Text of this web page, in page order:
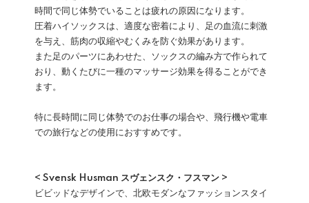
時間で同じ体勢でいることは疲れの原因になります。
圧着ハイソックスは、適度な密着により、足の血流に刺激
を与え、筋肉の収縮やむくみを防ぐ効果があります。
また足のパーツにあわせた、ソックスの編み方で作られて
おり、動くたびに一種のマッサージ効果を得ることができ
ます。
特に長時間に同じ体勢でのお仕事の場合や、飛行機や電車
での旅行などの使用におすすめです。
< Svensk Husman スヴェンスク・フスマン >
ビビッドなデザインで、北欧モダンなファッションスタイ